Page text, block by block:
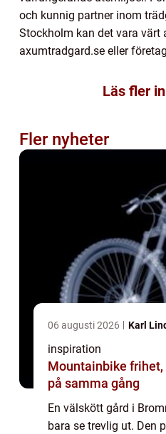
och kunnig partner inom
Stockholm kan det vara värt
axumtradgard.se eller
Läs fler
Fler nyheter
06 augusti 2026 Karl
inspiration
Mountainbike frihet, teknik och natur
på samma gång
En välskött gård i
bara se trevlig ut. Den